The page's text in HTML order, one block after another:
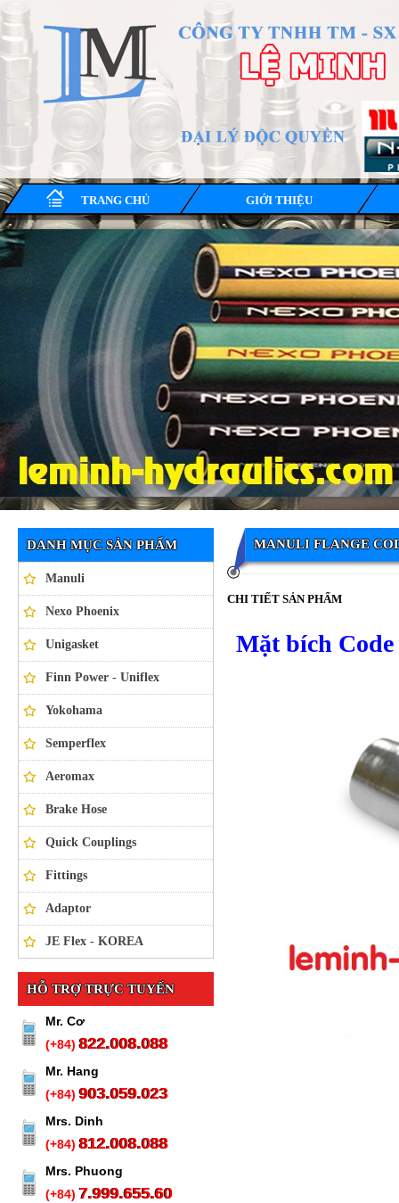
TRANG CHỦ GIỚI THIỆU
Ống thủy lực NEXO PHOENIX
DANH MỤC SẢN PHẨM
Manuli
Nexo Phoenix
Unigasket
Finn Power - Uniflex
Yokohama
Semperflex
Aeromax
Brake Hose
Quick Couplings
Fittings
Adaptor
JE Flex - KOREA
HỖ TRỢ TRỰC TUYẾN
Mr. Cơ
(+84)822.008.088
Mr. Hang
(+84)903.059.023
Mrs. Dinh
(+84)812.008.088
Mrs. Phuong
(+84)7.999.655.60
MANULI FLANGE
CHI TIẾT SẢN PHẨM
Mặt bích